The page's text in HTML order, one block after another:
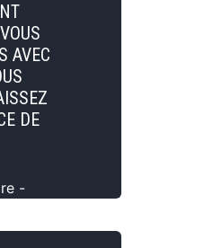
AVEC
DE
-